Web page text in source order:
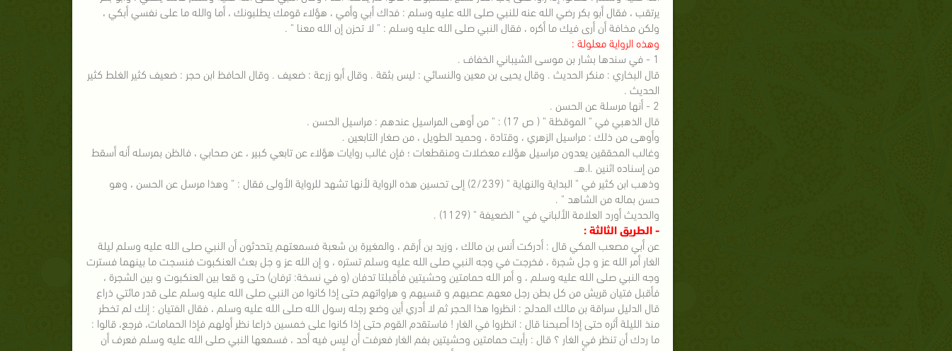
يرتقب ، فقال أبو بكر رضي الله عنه للنبي صلى الله عليه وسلم : فداك أبي وأمي ، هؤلاء قومك يطلبونك ، أما والله ما على نفسي أبكي ،
ولكن مخافة أن أرى فيك ما أكره ، فقال النبي صلى الله عليه وسلم : " لا تحزن إن الله معنا " .
وهذه الرواية معلولة :
1 - في سندها بشار بن موسى الشيباني الخفاف .
قال البخاري : منكر الحديث . وقال يحيى بن معين والنسائي : ليس بثقة . وقال أبو زرعة : ضعيف . وقال الحافظ ابن حجر : ضعيف كثير الغلط كثير
الحديث .
2 - أنها مرسلة عن الحسن .
قال الذهبي في " الموقظة " ( ص 17) : " من أوهى المراسيل عندهم : مراسيل الحسن .
وأوهى من ذلك : مراسيل الزهري ، وقتادة ، وحميد الطويل ، من صغار التابعين .
وغالب المحققين يعدون مراسيل هؤلاء معضلات ومنقطعات ؛ فإن غالب روايات هؤلاء عن تابعي كبير ، عن صحابي ، فالظن بمرسله أنه أسقط
من إسناده اثنين .ا.هـ.
وذهب ابن كثير في " البداية والنهاية " (2/239) إلى تحسين هذه الرواية لأنها تشهد للرواية الأولى فقال : " وهذا مرسل عن الحسن ، وهو
حسن بماله من الشاهد " .
والحديث أورد العلامة الألباني في " الضعيفة " (1129) .
- الطريق الثالثة :
عن أبي مصعب المكي قال : أدركت أنس بن مالك ، وزيد بن أرقم ، والمغيرة بن شعبة فسمعتهم يتحدثون أن النبي صلى الله عليه وسلم ليلة
الغار أمر الله عز و جل شجرة ، فخرجت في وجه النبي صلى الله عليه وسلم تستره ، و إن الله عز و جل بعث العنكبوت فنسجت ما بينهما فسترت
وجه النبي صلى الله عليه وسلم ، و أمر الله حمامتين وحشيتين فأقبلتا تدفان (و في نسخة: ترفان) حتى و قعا بين العنكبوت و بين الشجرة ،
فأقبل فتيان قريش من كل بطن رجل معهم عصيهم و قسيهم و هراواتهم حتى إذا كانوا من النبي صلى الله عليه وسلم على قدر مائتي ذراع
قال الدليل سراقة بن مالك المدلج : انظروا هذا الحجر ثم لا أدري أين وضع رجله رسول الله صلى الله عليه وسلم ، فقال الفتيان : إنك لم تخطر
منذ الليلة أثره حتى إذا أصبحنا قال : انظروا في الغار ! فاستقدم القوم حتى إذا كانوا على خمسين ذراعا نظر أولهم فإذا الحمامات، فرجع، قالوا :
ما ردك أن تنظر في الغار ؟ قال : رأيت حمامتين وحشيتين بفم الغار فعرفت أن ليس فيه أحد ، فسمعها النبي صلى الله عليه وسلم فعرف أن